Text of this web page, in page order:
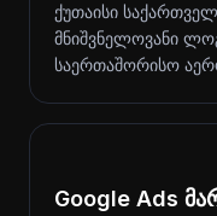
ქუთაისი
მნიშვნელოვანი
საერთაშორისო
Google Ads